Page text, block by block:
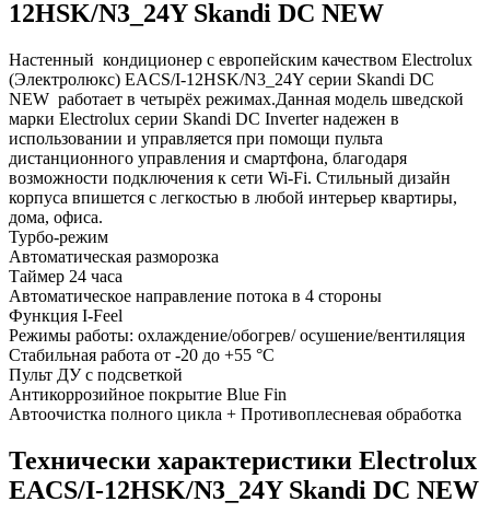
12HSK/N3_24Y Skandi DC NEW
Настенный кондиционер с европейским качеством Electrolux
(Электролюкс) EACS/I-12HSK/N3_24Y серии Skandi DC
NEW работает в четырёх режимах.Данная модель шведской
марки Electrolux серии Skandi DC Inverter надежен в
использовании и управляется при помощи пульта
дистанционного управления и смартфона, благодаря
возможности подключения к сети Wi-Fi. Стильный дизайн
корпуса впишется с легкостью в любой интерьер квартиры,
дома, офиса.
Турбо-режим
Автоматическая разморозка
Таймер 24 часа
Автоматическое направление потока в 4 стороны
Функция I-Feel
Режимы работы: охлаждение/обогрев/ осушение/вентиляция
Стабильная работа от -20 до +55 °C
Пульт ДУ с подсветкой
Антикоррозийное покрытие Blue Fin
Автоочистка полного цикла + Противоплесневая обработка
Технически характеристики Electrolux
EACS/I-12HSK/N3_24Y Skandi DC NEW